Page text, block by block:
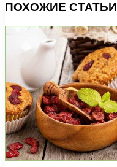
ПОХОЖИЕ СТАТЬИ